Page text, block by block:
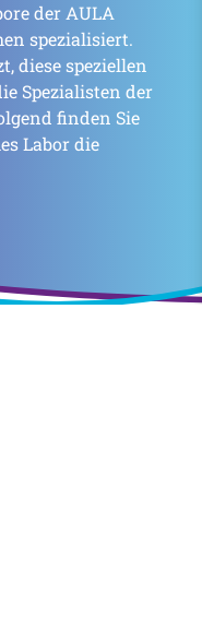
der AULA
spezialisiert.
diese speziellen
Spezialisten der
finden Sie
Labor die